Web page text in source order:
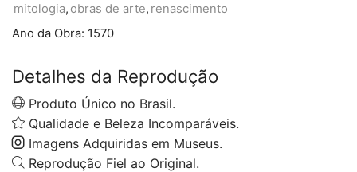
mitologia, obras de arte, renascimento
Ano da Obra: 1570
Detalhes da Reprodução
Produto Único no Brasil.
Qualidade e Beleza Incomparáveis.
Imagens Adquiridas em Museus.
Reprodução Fiel ao Original.